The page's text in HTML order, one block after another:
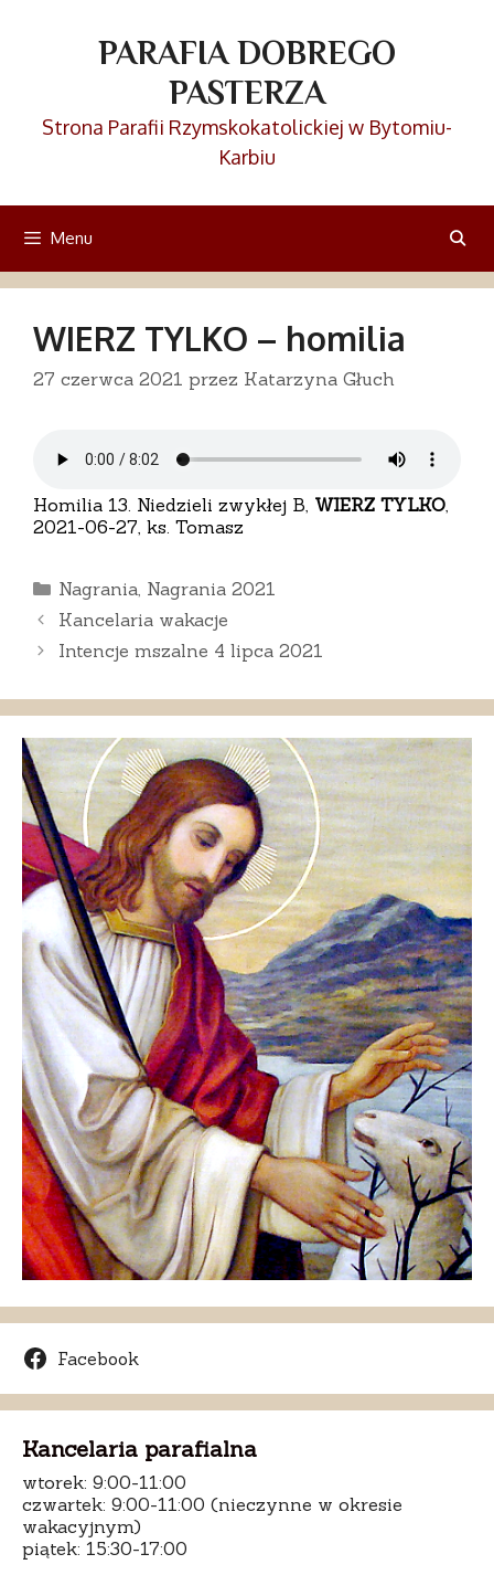
PARAFIA DOBREGO
PASTERZA
Strona Parafii Rzymskokatolickiej w Bytomiu-
Karbiu
Menu
WIERZ TYLKO – homilia
27 czerwca 2021 przez Katarzyna Głuch
Homilia 13. Niedzieli zwykłej B, WIERZ TYLKO,
2021-06-27, ks. Tomasz
Kategorie
Nagrania, Nagrania 2021
Kancelaria wakacje
Intencje mszalne 4 lipca 2021
Facebook
Kancelaria parafialna
wtorek: 9:00-11:00
czwartek: 9:00-11:00 (nieczynne w okresie
wakacyjnym)
piątek: 15:30-17:00